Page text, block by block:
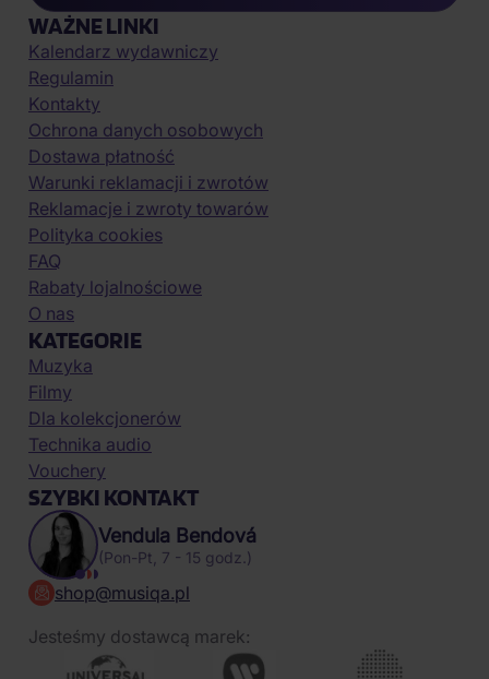
WAŻNE LINKI
Kalendarz wydawniczy
Regulamin
Kontakty
Ochrona danych osobowych
Dostawa płatność
Warunki reklamacji i zwrotów
Reklamacje i zwroty towarów
Polityka cookies
FAQ
Rabaty lojalnościowe
O nas
KATEGORIE
Muzyka
Filmy
Dla kolekcjonerów
Technika audio
Vouchery
SZYBKI KONTAKT
Vendula Bendová
(Pon-Pt, 7 - 15 godz.)
shop@musiqa.pl
Jesteśmy dostawcą marek: